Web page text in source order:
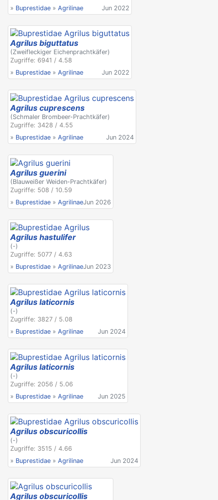
» Buprestidae » Agrilinae Jun 2022
Agrilus biguttatus
(Zweifleckiger Eichenprachtkäfer)
Zugriffe: 6941 / 4.58
» Buprestidae » Agrilinae Jun 2022
Agrilus cuprescens
(Schmaler Brombeer-Prachtkäfer)
Zugriffe: 3428 / 4.55
» Buprestidae » Agrilinae Jun 2024
Agrilus guerini
(Blauweißer Weiden-Prachtkäfer)
Zugriffe: 508 / 10.59
» Buprestidae » AgrilinaeJun 2026
Agrilus hastulifer
(-)
Zugriffe: 5077 / 4.63
» Buprestidae » AgrilinaeJun 2023
Agrilus laticornis
(-)
Zugriffe: 3827 / 5.08
» Buprestidae » Agrilinae Jun 2024
Agrilus laticornis
(-)
Zugriffe: 2056 / 5.06
» Buprestidae » Agrilinae Jun 2025
Agrilus obscuricollis
(-)
Zugriffe: 3515 / 4.66
» Buprestidae » Agrilinae Jun 2024
Agrilus obscuricollis